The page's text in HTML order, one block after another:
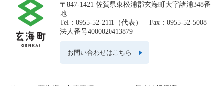
〒847-1421 佐賀県東松浦郡玄海町大字諸浦348番
地
Tel：0955-52-2111（代表） Fax：0955-52-5008
法人番号4000020413879
お問い合わせはこちら